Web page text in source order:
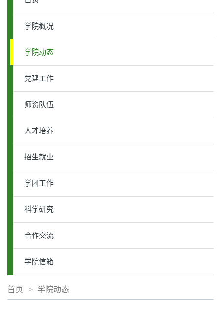
学院概况
学院动态
党建工作
师资队伍
人才培养
招生就业
学团工作
科学研究
合作交流
学院信箱
首页 > 学院动态